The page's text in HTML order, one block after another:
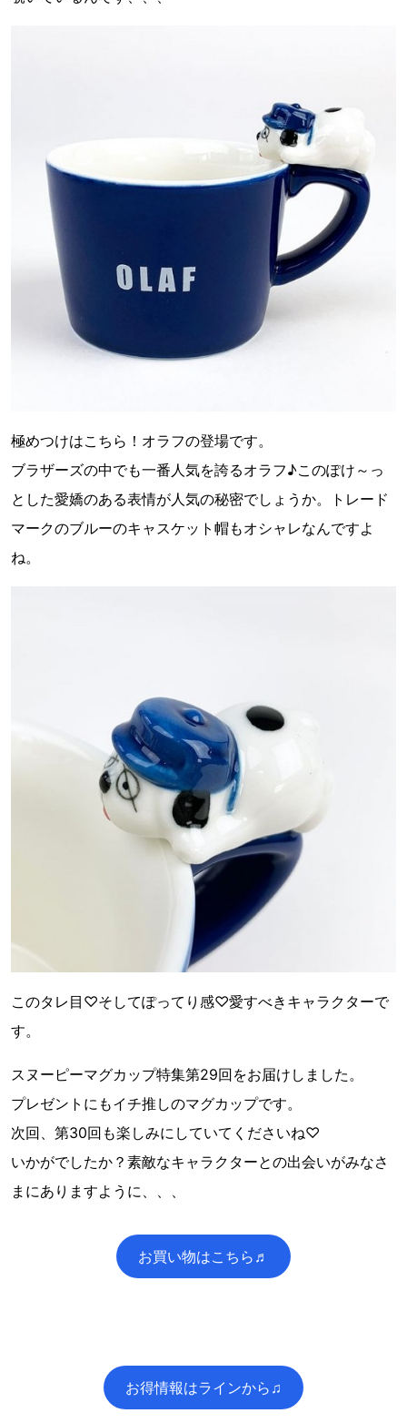
極めつけはこちら！オラフの登場です。
ブラザーズの中でも一番人気を誇るオラフ♪このぽけ～っ
とした愛嬌のある表情が人気の秘密でしょうか。トレード
マークのブルーのキャスケット帽もオシャレなんですよ
ね。
このタレ目♡そしてぽってり感♡愛すべきキャラクターで
す。
スヌーピーマグカップ特集第29回をお届けしました。
プレゼントにもイチ推しのマグカップです。
次回、第30回も楽しみにしていてくださいね♡
いかがでしたか？素敵なキャラクターとの出会いがみなさ
まにありますように、、、
お買い物はこちら♬
お得情報はラインから♫